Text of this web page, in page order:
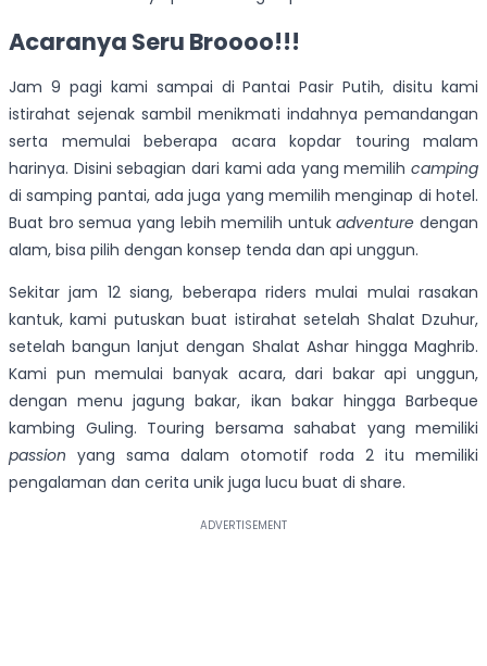
Acaranya Seru Broooo!!!
Jam 9 pagi kami sampai di Pantai Pasir Putih, disitu kami
istirahat sejenak sambil menikmati indahnya pemandangan
serta memulai beberapa acara kopdar touring malam
harinya. Disini sebagian dari kami ada yang memilih camping
di samping pantai, ada juga yang memilih menginap di hotel.
Buat bro semua yang lebih memilih untukadventure dengan
alam, bisa pilih dengan konsep tenda dan api unggun.
Sekitar jam 12 siang, beberapa riders mulai mulai rasakan
kantuk, kami putuskan buat istirahat setelah Shalat Dzuhur,
setelah bangun lanjut dengan Shalat Ashar hingga Maghrib.
Kami pun memulai banyak acara, dari bakar api unggun,
dengan menu jagung bakar, ikan bakar hingga Barbeque
kambing Guling. Touring bersama sahabat yang memiliki
passion yang sama dalam otomotif roda 2 itu memiliki
pengalaman dan cerita unik juga lucu buat di share.